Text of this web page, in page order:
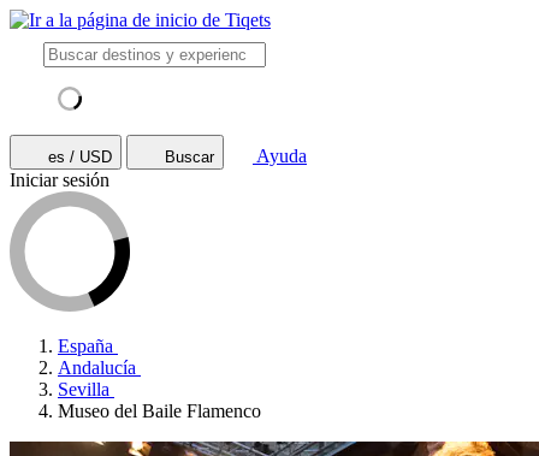
es / USD Buscar
Ayuda
Iniciar sesión
España
Andalucía
Sevilla
Museo del Baile Flamenco